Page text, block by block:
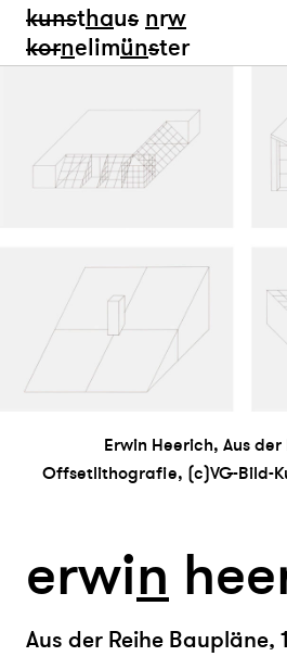
kunsthaus nrw
kornelimünster
Erwin Heerich, Aus
Offsetlithografie, (c)VG-Bild-
erwin
Aus der Reihe Baupläne,